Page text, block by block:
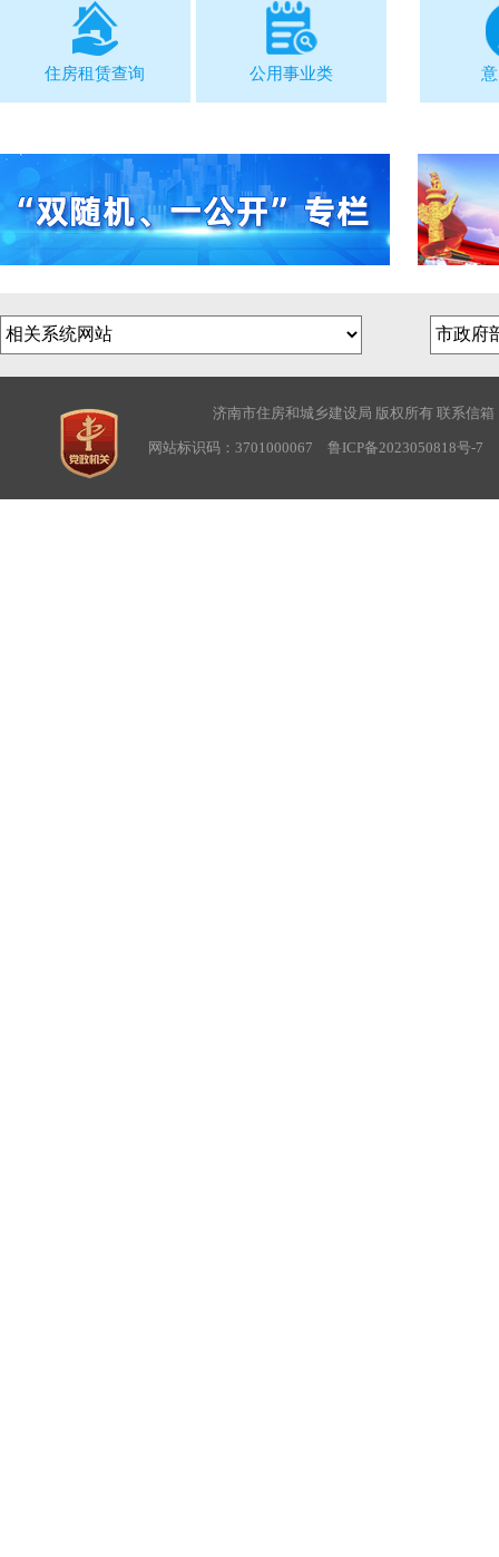
住房租赁查询 公用事业类
济南市住房和城乡建设局 版权所有 联系信箱
网站标识码：3701000067 鲁ICP备2023050818号-7